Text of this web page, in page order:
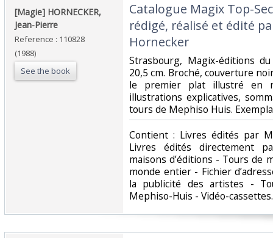
‎[Magie] HORNECKER,
Jean-Pierre‎
Reference : 110828
(1988)
See the book
‎Catalogue Magix Top-
rédigé, réalisé et édité
Hornecker‎
‎Strasbourg, Magix-éditions
20,5 cm. Broché, couverture
le premier plat illustré en
illustrations explicatives,
tours de Mephiso Huis.
‎Contient : Livres édités par
Livres édités directement
maisons d’éditions - Tours de
monde entier - Fichier
la publicité des artistes -
Mephiso-Huis - Vidéo-